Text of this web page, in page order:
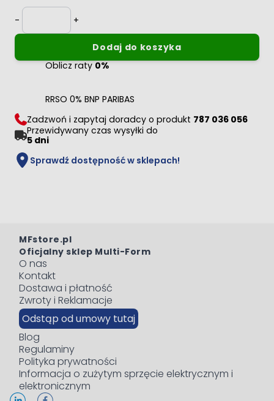
-
Ilość
+
Dodaj do koszyka
Oblicz raty0%
RRSO 0% BNP PARIBAS
Zadzwoń i zapytaj doradcy o produkt 787 036 056
Przewidywany czas wysyłki do
5 dni
Sprawdź dostępność w sklepach!
MFstore.pl
Oficjalny sklep Multi-Form
O nas
Kontakt
Dostawa i płatność
Zwroty i Reklamacje
Odstąp od umowy tutaj
Blog
Regulaminy
Polityka prywatności
Informacja o zużytym sprzęcie elektrycznym i
elektronicznym